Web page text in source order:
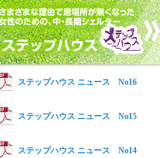
Women’s Shelter HELP News No78
Women’s Shelter HELP News No76
Women’s Shelter HELP News No75
Women’s Shelter HELP News
女性の家HELP ネットワークニュー
ス No.94
女性の家HELP ネットワークニュー
ス No.93
女性の家HELP ネットワークニュー
ス No.92
女性の家HELP ネットワークニュー
ス No.91
女性の家HELP ネットワークニュー
ス No.90
ステップハウス ニュース No16
ステップハウス ニュース No15
ステップハウス ニュース No14